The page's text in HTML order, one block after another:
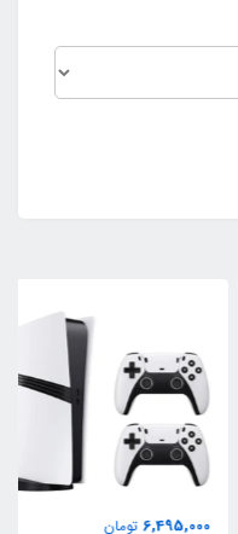
6,495,000 تومان